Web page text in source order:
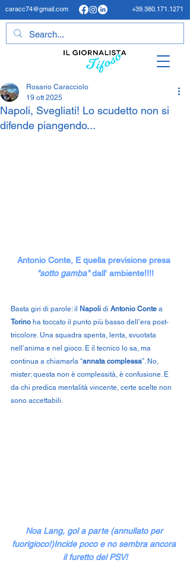
caracc74@gmail.com +39.380.171.1271
Napoli, Svegliati! Lo scudetto non si
difende piangendo...
Rosario Caracciolo
19 ott 2025
Antonio Conte, E quella previsione presa
"sotto gamba" dall' ambiente!!!!
Basta giri di parole: il Napoli di Antonio Conte a
Torino ha toccato il punto più basso dell’era post-
tricolore. Una squadra spenta, lenta, svuotata
nell’anima e nel gioco. E il tecnico lo sa, ma
continua a chiamarla “annata complessa”. No,
mister: questa non è complessità, è confusione. E
da chi predica mentalità vincente, certe scelte non
sono accettabili.
Noa Lang, gol a parte (annullato per
fuorigioco!)Incide poco e no sembra ancora
il furetto del PSV!